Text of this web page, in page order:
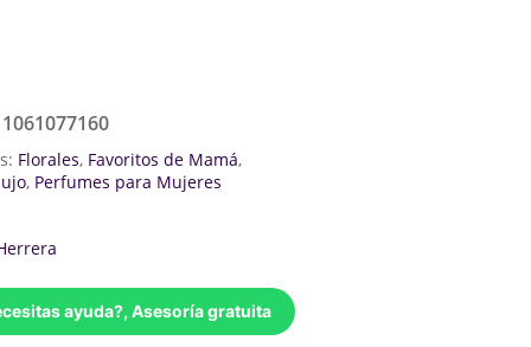
Florales, Favoritos de Mamá,
, Perfumes para Mujeres
ayuda?, Asesoría gratuita